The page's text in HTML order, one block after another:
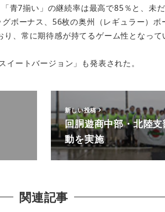
青7揃い」の継続率は最高で85％と、未
ボーナス、56枚の奥州（レギュラー）ボ
、常に期待感が持てるゲーム性となって
ートバージョン」も発表された。
新しい投稿
回胴遊商中部・北陸
動を実施
関連記事